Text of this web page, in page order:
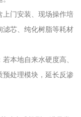
门安装、现场操作培
滤芯、纯化树脂等耗材
本地自来水硬度高、
预处理模块，延长反渗